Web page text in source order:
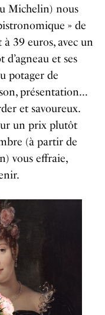
Michelin) nous
» de
39 euros, avec un
d’agneau et ses
potager de
présentation…
et savoureux.
un prix plutôt
(à partir de
vous effraie,